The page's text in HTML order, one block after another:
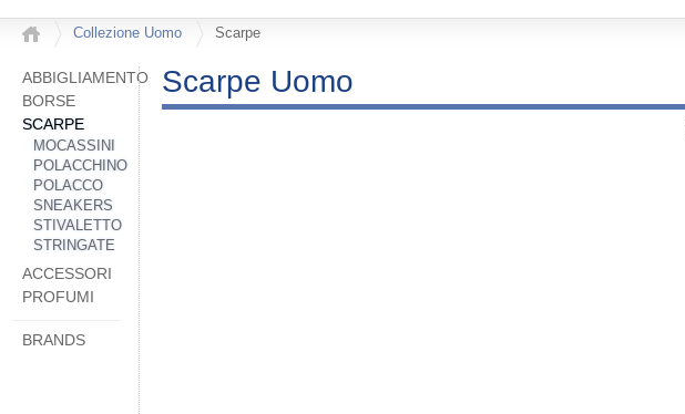
Collezione Uomo Scarpe
ABBIGLIAMENTO
BORSE
SCARPE
MOCASSINI
POLACCHINO
POLACCO
SNEAKERS
STIVALETTO
STRINGATE
ACCESSORI
PROFUMI
BRANDS
Scarpe Uomo